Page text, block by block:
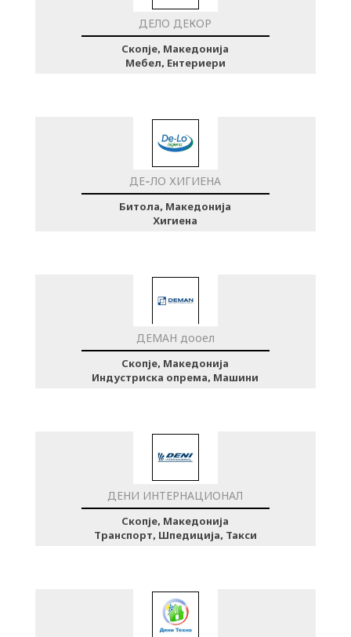
ДЕЛО ДЕКОР
Скопје, Македонија
Мебел, Ентериери
ДЕ-ЛО ХИГИЕНА
Битола, Македонија
Хигиена
ДЕМАН дооел
Скопје, Македонија
Индустриска опрема, Машини
ДЕНИ ИНТЕРНАЦИОНАЛ
Скопје, Македонија
Транспорт, Шпедиција, Такси